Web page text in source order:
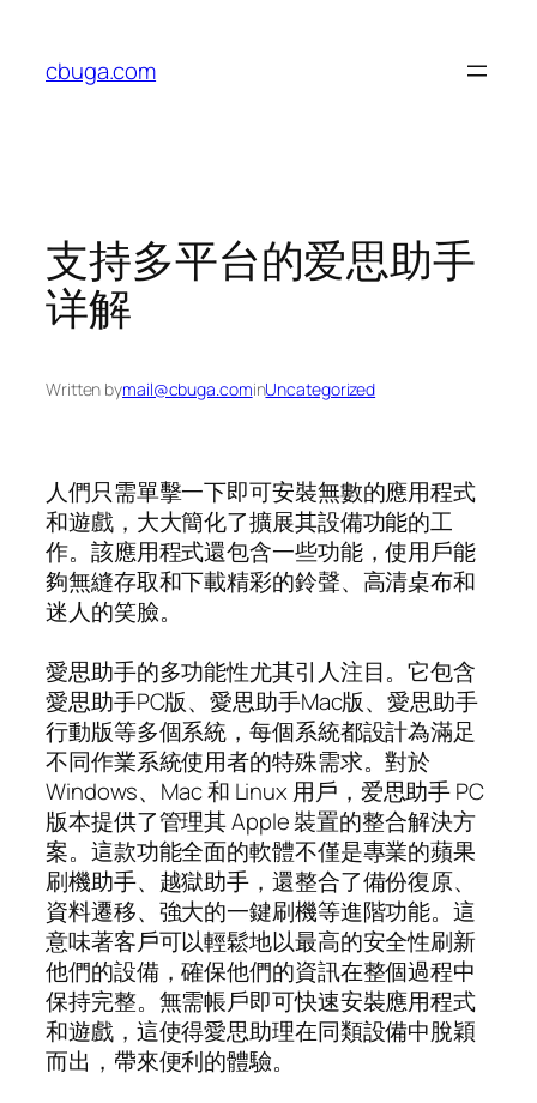
content
cbuga.com
支持多平台的爱思助手
详解
Written bymail@cbuga.cominUncategorized
人們只需單擊一下即可安裝無數的應用程式
和遊戲，大大簡化了擴展其設備功能的工
作。該應用程式還包含一些功能，使用戶能
夠無縫存取和下載精彩的鈴聲、高清桌布和
迷人的笑臉。
愛思助手的多功能性尤其引人注目。它包含
愛思助手PC版、愛思助手Mac版、愛思助手
行動版等多個系統，每個系統都設計為滿足
不同作業系統使用者的特殊需求。對於
Windows、Mac 和 Linux 用戶，爱思助手 PC
版本提供了管理其 Apple 裝置的整合解決方
案。這款功能全面的軟體不僅是專業的蘋果
刷機助手、越獄助手，還整合了備份復原、
資料遷移、強大的一鍵刷機等進階功能。這
意味著客戶可以輕鬆地以最高的安全性刷新
他們的設備，確保他們的資訊在整個過程中
保持完整。無需帳戶即可快速安裝應用程式
和遊戲，這使得愛思助理在同類設備中脫穎
而出，帶來便利的體驗。